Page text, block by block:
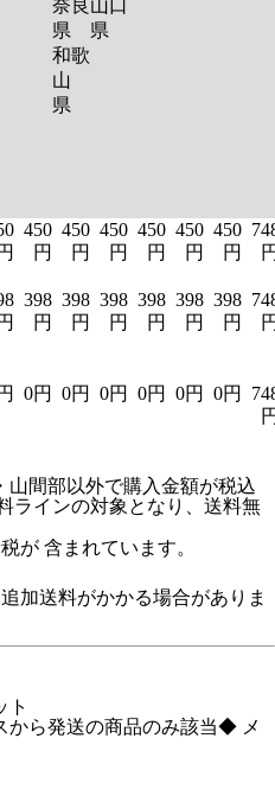
奈良
県
和歌
山
県
山口
県
450
円
450
円
450
円
450
円
450
円
450
円
398
円
398
円
398
円
398
円
398
円
398
円
0円 0円 0円 0円 0円 0円
間部以外で購入金額が税込
ラインの対象となり、送料無
が 含まれています。
加送料がかかる場合がありま
ト
から発送の商品のみ該当◆ メ